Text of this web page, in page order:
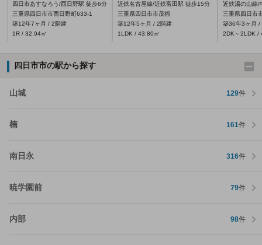
四日市あすなろう/西日野駅 徒歩6分
三重県四日市市西日野町633‐1
築12年7ヶ月 / 2階建
1R / 32.94㎡
近鉄名古屋線/近鉄富田駅 徒歩15分
三重県四日市市茂福
築12年5ヶ月 / 2階建
1LDK / 43.80㎡
近鉄湯の山線/
三重県四日市
築36年3ヶ月 /
2DK～2LDK /
四日市市の駅から探す
山城 129件
楠 161件
南日永 316件
暁学園前 79件
内部 98件